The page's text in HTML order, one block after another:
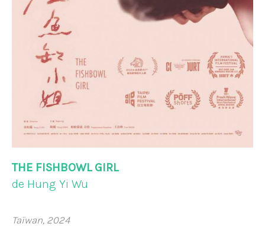
THE FISHBOWL GIRL
de Hung Yi Wu
Taïwan, 2024